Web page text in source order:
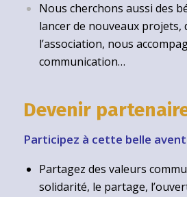
Nous cherchons aussi des
lancer de nouveaux projets,
l’association, nous
communication…
Devenir
Participez à cette belle
Partagez des valeurs
solidarité, le partage,